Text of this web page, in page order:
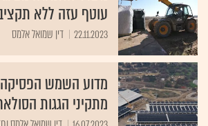
עוטף עזה ללא
22.11.2023 דין שמואל אלמס
מדוע השמש
מתקיני הגגות